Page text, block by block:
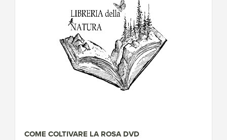
COME COLTIVARE LA ROSA DVD